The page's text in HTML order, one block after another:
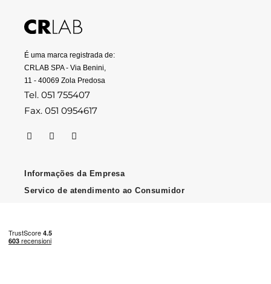
É uma marca registrada de:
CRLAB SPA - Via Benini,
11 - 40069 Zola Predosa
Tel. 051 755407
Fax. 051 0954617
Informações da Empresa
Servico de atendimento ao Consumidor